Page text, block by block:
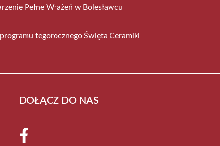
Pełne Wrażeń w Bolesławcu
tegorocznego Święta Ceramiki
DOŁĄCZ DO NAS